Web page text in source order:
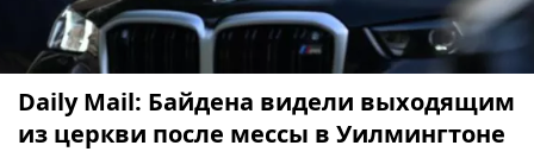
Daily Mail: Байдена видели выходящим
из церкви после мессы в Уилмингтоне